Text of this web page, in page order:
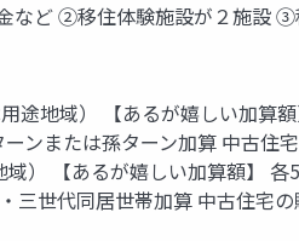
など ②移住体験施設が２施設
途地域） 【あるが嬉しい加算
ンまたは孫ターン加算 中古住
） 【あるが嬉しい加算額】 各
三世代同居世帯加算 中古住宅